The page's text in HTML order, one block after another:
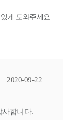
게 도와주세요.
2020-09-22
합니다.